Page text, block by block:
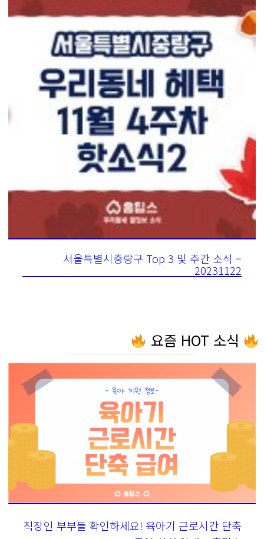
서울특별시중랑구 Top 3 및 주간 소식 –
20231122
요즘 HOT 소식
직장인 부부들 확인하세요! 육아기 근로시간 단축